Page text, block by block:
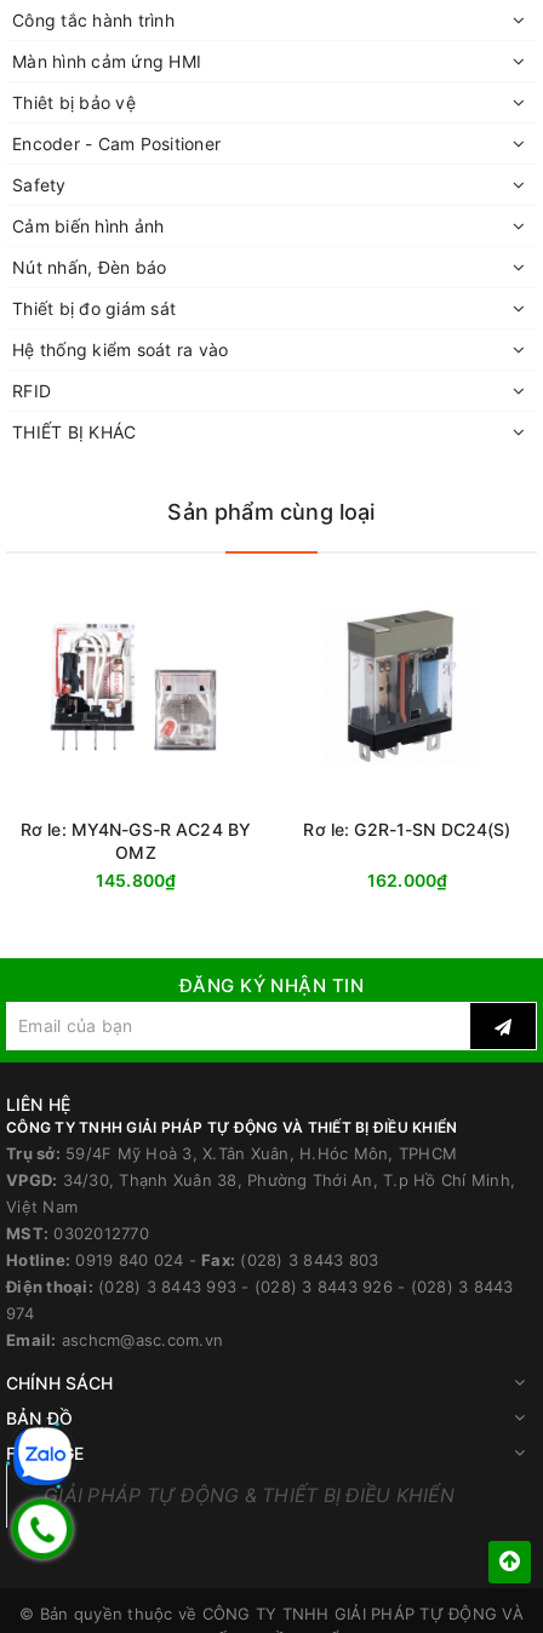
Công tắc hành trình
Màn hình cảm ứng HMI
Thiêt bị bảo vệ
Encoder - Cam Positioner
Safety
Cảm biến hình ảnh
Nút nhấn, Đèn báo
Thiết bị đo giám sát
Hệ thống kiểm soát ra vào
RFID
THIẾT BỊ KHÁC
Sản phẩm cùng loại
Rơ le: MY4N-GS-R AC24 BY
OMZ
145.800₫
Rơ le: G2R-1-SN DC24(S)
162.000₫
ĐĂNG KÝ NHẬN TIN
LIÊN HỆ
CÔNG TY TNHH GIẢI PHÁP TỰ ĐỘNG VÀ THIẾT BỊ ĐIỀU KHIỂN
Trụ sở: 59/4F Mỹ Hoà 3, X.Tân Xuân, H.Hóc Môn, TPHCM
VPGD: 34/30, Thạnh Xuân 38, Phường Thới An, T.p Hồ Chí Minh,
Việt Nam
MST: 0302012770
Hotline: 0919 840 024 - Fax: (028) 3 8443 803
Điện thoại: (028) 3 8443 993 - (028) 3 8443 926 - (028) 3 8443
974
Email: aschcm@asc.com.vn
CHÍNH SÁCH
BẢN ĐỒ
FANPAGE
GIẢI PHÁP TỰ ĐỘNG & THIẾT BỊ ĐIỀU KHIỂN
© Bản quyền thuộc về CÔNG TY TNHH GIẢI PHÁP TỰ ĐỘNG VÀ